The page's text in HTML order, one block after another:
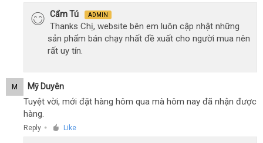
Cẩm Tú ADMIN
Thanks Chị, website bên em luôn cập nhật những
sản phẩm bán chạy nhất đề xuất cho người mua nên
rất uy tín.
M Mỹ Duyên
Tuyệt vời, mới đặt hàng hôm qua mà hôm nay đã nhận được
hàng.
Reply ● Like